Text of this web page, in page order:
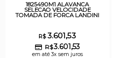
1825490M1 ALAVANCA
SELECAO VELOCIDADE
TOMADA DE FORCA LANDINI
R$3.601,53
R$3.601,53
em até 3x sem juros